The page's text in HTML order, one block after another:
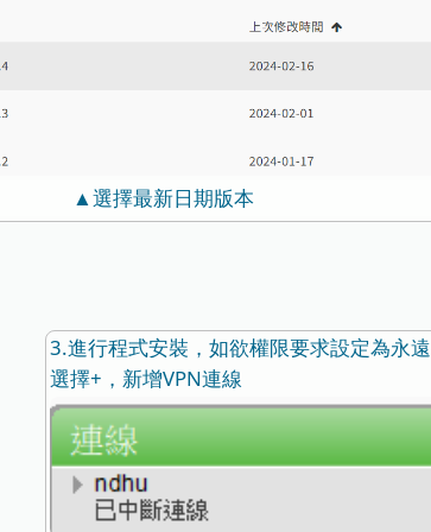
▲選擇最新日期版本
3.進行程式安裝，如欲權限要求設定為永遠
選擇+，新增VPN連線